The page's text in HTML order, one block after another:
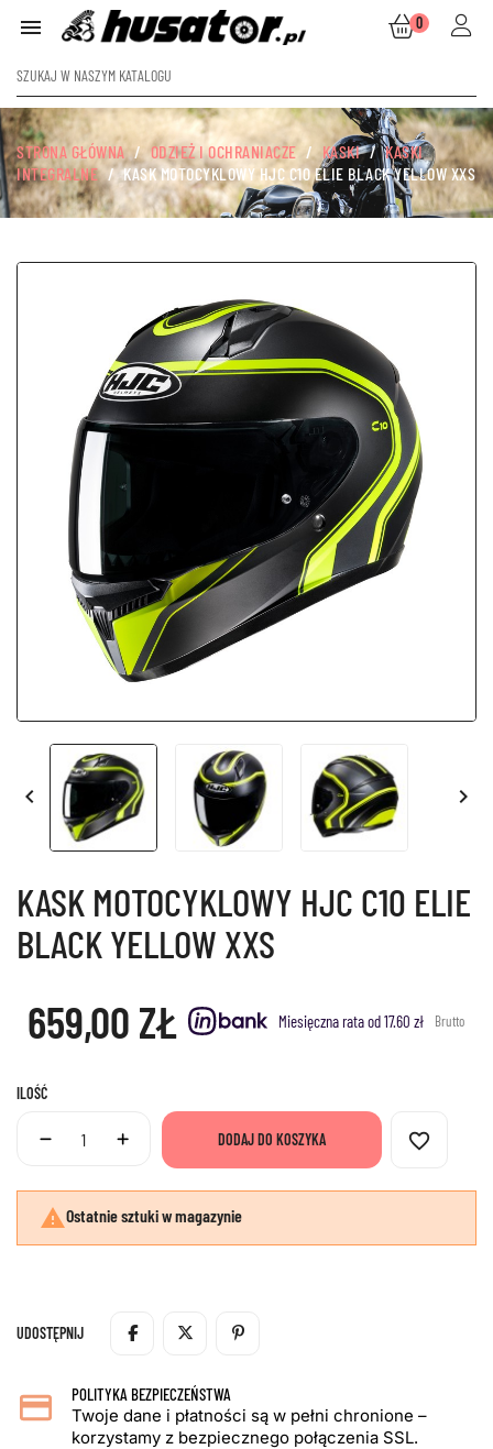
 0
STRONA GŁÓWNA ODZIEŻ I OCHRANIACZE KASKI
KASKI
INTEGRALNE
KASK MOTOCYKLOWY HJC C10 ELIE BLACK YELLOW XXS
 
KASK MOTOCYKLOWY HJC C10 ELIE
BLACK YELLOW XXS
659,00 ZŁ Miesięczna rata od 17.60 zł Brutto
ILOŚĆ
DODAJ DO KOSZYKA favorite_border
Ostatnie sztuki w magazynie
UDOSTĘPNIJ
POLITYKA BEZPIECZEŃSTWA
Twoje dane i płatności są w pełni chronione –
korzystamy z bezpiecznego połączenia SSL.